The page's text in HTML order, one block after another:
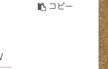
コピー